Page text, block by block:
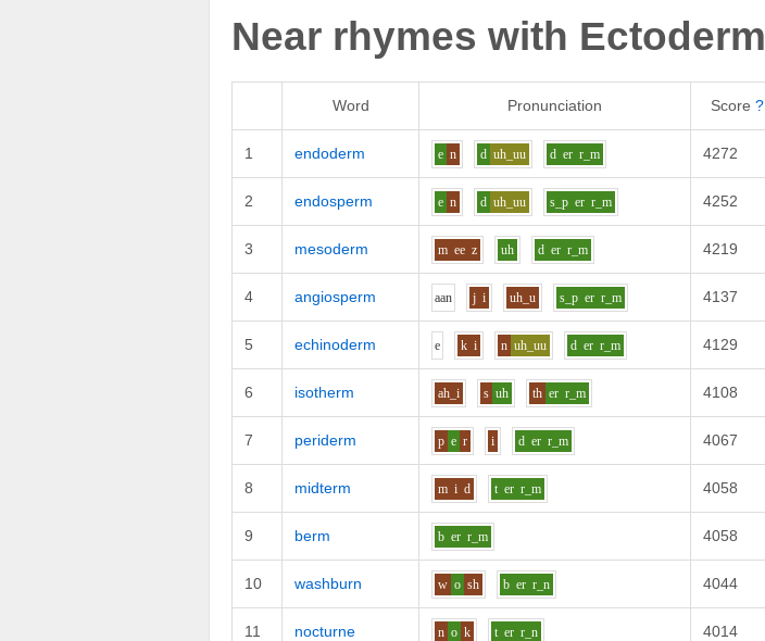
Near rhymes with Ectoderm
Word Pronunciation Score ?
1 endoderm e n d uh_uu d er r_m 4272
2 endosperm e n d uh_uu s_p er r_m 4252
3 mesoderm m ee z uh d er r_m 4219
4 angiosperm aan j i uh_u s_p er r_m 4137
5 echinoderm e k i n uh_uu d er r_m 4129
6 isotherm ah_i s uh th er r_m 4108
7 periderm p e r i d er r_m 4067
8 midterm m i d t er r_m 4058
9 berm b er r_m 4058
10 washburn w o sh b er r_n 4044
11 nocturne n o k t er r_n 4014